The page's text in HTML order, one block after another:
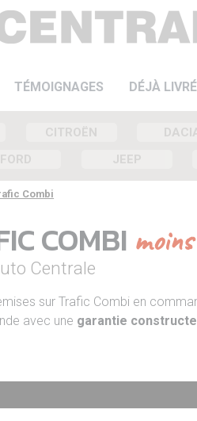
TÉMOIGNAGES DÉJÀ
CITROËN
FORD
JEEP
Combi
COMBI
Centrale
sur Trafic Combi en
avec une garantie